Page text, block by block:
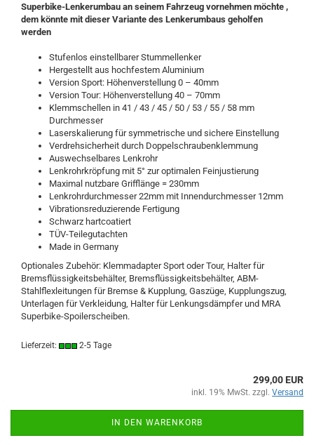
Superbike-Lenkerumbau an seinem Fahrzeug vornehmen möchte ,
dem könnte mit dieser Variante des Lenkerumbaus geholfen
werden
Stufenlos einstellbarer Stummellenker
Hergestellt aus hochfestem Aluminium
Version Sport: Höhenverstellung 0 – 40mm
Version Tour: Höhenverstellung 40 – 70mm
Klemmschellen in 41 / 43 / 45 / 50 / 53 / 55 / 58 mm
Durchmesser
Laserskalierung für symmetrische und sichere Einstellung
Verdrehsicherheit durch Doppelschraubenklemmung
Auswechselbares Lenkrohr
Lenkrohrkröpfung mit 5° zur optimalen Feinjustierung
Maximal nutzbare Grifflänge = 230mm
Lenkrohrdurchmesser 22mm mit Innendurchmesser 12mm
Vibrationsreduzierende Fertigung
Schwarz hartcoatiert
TÜV-Teilegutachten
Made in Germany
Optionales Zubehör: Klemmadapter Sport oder Tour, Halter für
Bremsflüssigkeitsbehälter, Bremsflüssigkeitsbehälter, ABM-
Stahlflexleitungen für Bremse & Kupplung, Gaszüge, Kupplungszug,
Unterlagen für Verkleidung, Halter für Lenkungsdämpfer und MRA
Superbike-Spoilerscheiben.
Lieferzeit: 2-5 Tage
299,00 EUR
inkl. 19% MwSt. zzgl. Versand
IN DEN WARENKORB